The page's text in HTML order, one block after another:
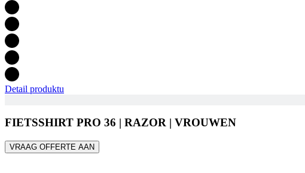
Detail produktu
FIETSSHIRT PRO 36 | RAZOR | VROUWEN
VRAAG OFFERTE AAN